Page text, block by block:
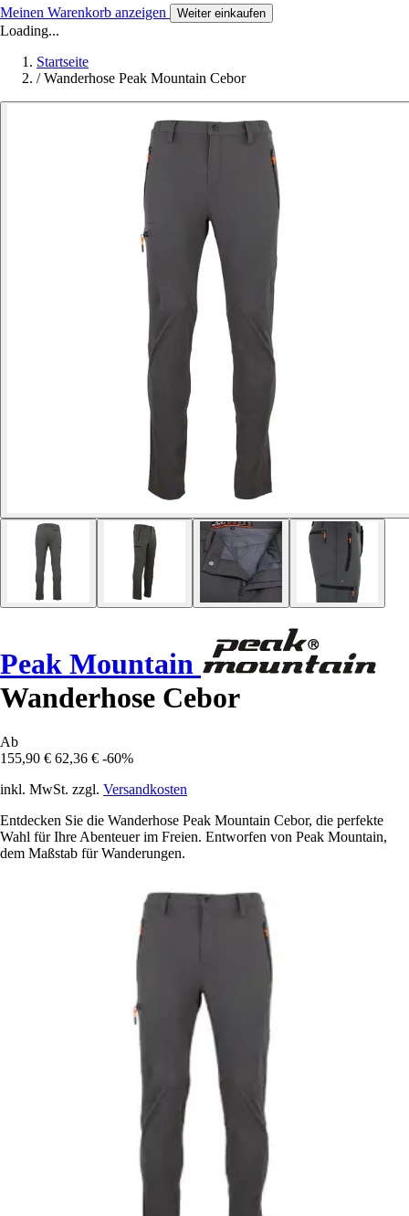
Meinen Warenkorb anzeigen Weiter einkaufen
Loading...
Startseite
/ Wanderhose Peak Mountain Cebor
Peak Mountain
Wanderhose Cebor
Ab
155,90 € 62,36 € -60%
inkl. MwSt. zzgl. Versandkosten
Entdecken Sie die Wanderhose Peak Mountain Cebor, die perfekte
Wahl für Ihre Abenteuer im Freien. Entworfen von Peak Mountain,
dem Maßstab für Wanderungen.